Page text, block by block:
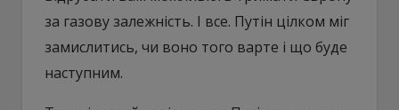
за газову залежність. І все. Путін цілком міг
замислитись, чи воно того варте і що буде
наступним.